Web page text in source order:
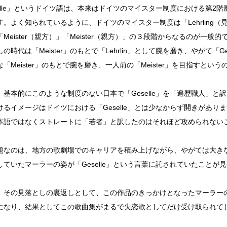
」というドイツ語は、本来はドイツのマイスター制度における第2階
。よく知られているように、ドイツのマイスター制度は「Lehrling（
Meister（親方）」「Meister（親方）」の３段階からなるのが一般的
の時代は「Meister」のもとで「Lehrlin」として腕を磨き、やがて「
「Meister」のもとで腕を磨き、一人前の「Meister」を目指すという
基本的にこのような制度のない日本で「Geselle」を「遍歴職人」と
るイメージはドイツにおける「Geselle」とは少なからず開きがあり
語ではなくストレートに「若者」と訳したのはそれほど攻められない
なのは、地方の歌劇場でのキャリアを積み上げながら、やがては大
ていたマーラーの姿が「Geselle」という言葉に託されていたことが
その見落としの裏返しとして、この作品のきっかけとなったマーラ
なり、結果としてこの歌曲集がまるで失恋歌としてだけ受け取られ